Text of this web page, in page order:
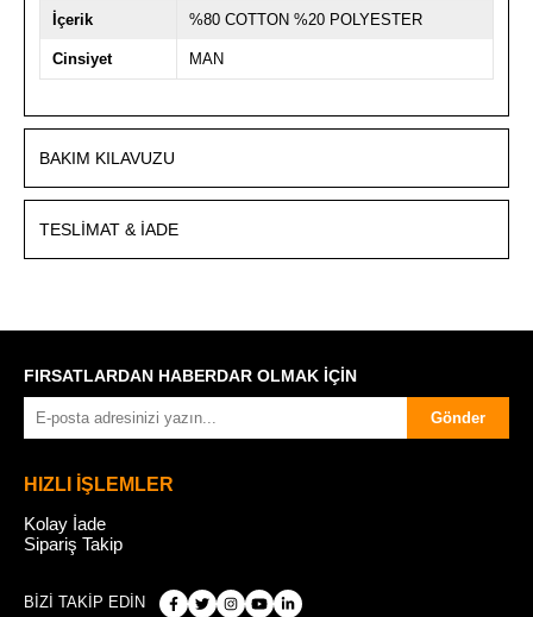
İçerik %80 COTTON %20 POLYESTER
Cinsiyet MAN
BAKIM KILAVUZU
TESLIMAT & İADE
FIRSATLARDAN HABERDAR OLMAK İÇİN
Gönder
HIZLI İŞLEMLER
Kolay İade
Sipariş Takip
BİZİ TAKİP EDİN